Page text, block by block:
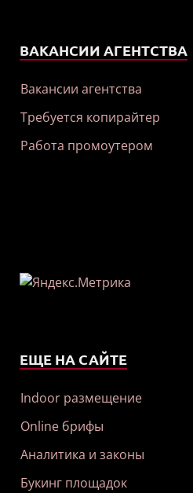
ВАКАНСИИ АГЕНТСТВА
Вакансии агентства
Требуется копирайтер
Работа промоутером
ЕЩЕ НА САЙТЕ
Indoor размещение
Online брифы
Аналитика и законы
Букинг площадок